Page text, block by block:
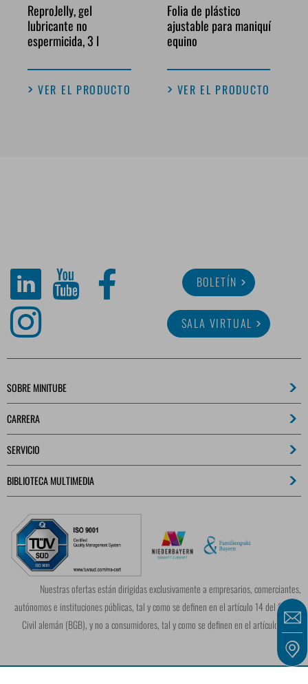
ReproJelly, gel
lubricante no
espermicida, 3 l
VER EL PRODUCTO
Folia de plástico
ajustable para maniquí
equino
VER EL PRODUCTO
BOLETÍN
SALA VIRTUAL
SOBRE MINITUBE
CARRERA
SERVICIO
BIBLIOTECA MULTIMEDIA
Nuestras ofertas están dirigidas exclusivamente a empresarios, comerciantes,
autónomos e instituciones públicas, tal y como se definen en el artículo 14 del Código
Civil alemán (BGB), y no a consumidores, tal y como se definen en el artículo 13 del
BGB.